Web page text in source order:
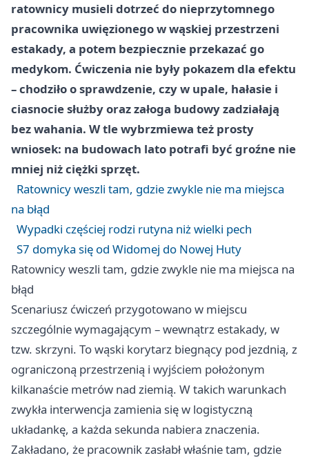
ratownicy musieli dotrzeć do nieprzytomnego
pracownika uwięzionego w wąskiej przestrzeni
estakady, a potem bezpiecznie przekazać go
medykom. Ćwiczenia nie były pokazem dla efektu
– chodziło o sprawdzenie, czy w upale, hałasie i
ciasnocie służby oraz załoga budowy zadziałają
bez wahania. W tle wybrzmiewa też prosty
wniosek: na budowach lato potrafi być groźne nie
mniej niż ciężki sprzęt.
Ratownicy weszli tam, gdzie zwykle nie ma miejsca
na błąd
Wypadki częściej rodzi rutyna niż wielki pech
S7 domyka się od Widomej do Nowej Huty
Ratownicy weszli tam, gdzie zwykle nie ma miejsca na
błąd
Scenariusz ćwiczeń przygotowano w miejscu
szczególnie wymagającym – wewnątrz estakady, w
tzw. skrzyni. To wąski korytarz biegnący pod jezdnią, z
ograniczoną przestrzenią i wyjściem położonym
kilkanaście metrów nad ziemią. W takich warunkach
zwykła interwencja zamienia się w logistyczną
układankę, a każda sekunda nabiera znaczenia.
Zakładano, że pracownik zasłabł właśnie tam, gdzie